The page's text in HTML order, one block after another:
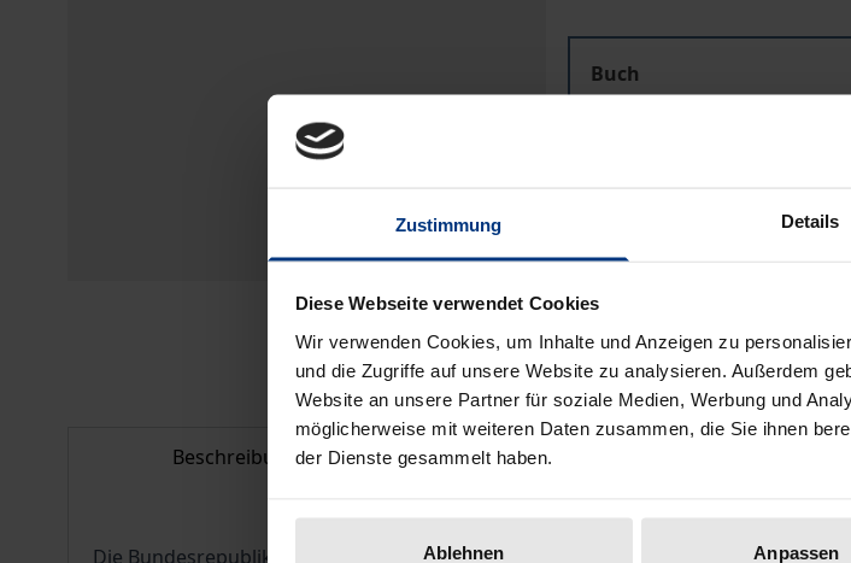
Zustimmung Details
Diese Webseite verwendet Cookies
Wir verwenden Cookies, um Inhalte und Anzeigen zu
und die Zugriffe auf unsere Website zu analysieren. Außerdem
Website an unsere Partner für soziale Medien, Werbung und
möglicherweise mit weiteren Daten zusammen, die Sie ihnen
der Dienste gesammelt haben.
Ablehnen Anpassen
Buch
Preisangaben inkl. MwSt.
Hinweise zu Versandkosten
Beschreibung Bibliografische Angaben
Die Bundesrepublik Deutschland ist ein Rechtsstaat (Art. 20 und 28 GG). Häufig